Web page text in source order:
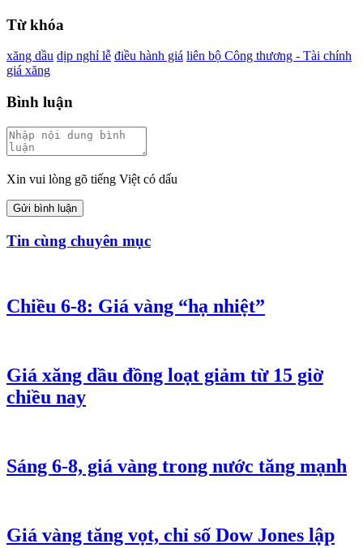
Từ khóa
xăng dầu dịp nghỉ lễ điều hành giá liên bộ Công thương - Tài chính
giá xăng
Bình luận
Xin vui lòng gõ tiếng Việt có dấu
Gửi bình luận
Tin cùng chuyên mục
Chiều 6-8: Giá vàng “hạ nhiệt”
Giá xăng dầu đồng loạt giảm từ 15 giờ
chiều nay
Sáng 6-8, giá vàng trong nước tăng mạnh
Giá vàng tăng vọt, chỉ số Dow Jones lập